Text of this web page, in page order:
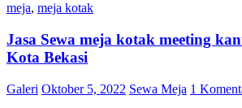
meja, meja kotak
Jasa Sewa meja kotak meeting
Kota Bekasi
Galeri Oktober 5, 2022 Sewa Meja 1